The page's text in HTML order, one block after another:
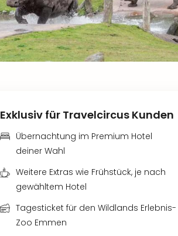
Exklusiv für Travelcircus Kunden
Übernachtung im Premium Hotel
deiner Wahl
Weitere Extras wie Frühstück, je nach
gewähltem Hotel
Tagesticket für den Wildlands Erlebnis-
Zoo Emmen